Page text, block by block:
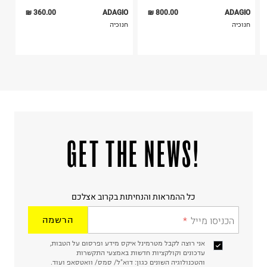
360.00 ₪
ADAGIO
חנוכיה
800.00 ₪
ADAGIO
חנוכיה
!GET THE NEWS
כל ההמראות והנחיתות בקרוב אצלכם
הכניסו מייל הרשמה
אני רוצה לקבל מטרמינל איקס מידע ופרסום על הטבות,
עדכונים וקולקציות חדשות באמצעי התקשרות
והטכנולוגיה השונים כגון: דוא"ל/ סמס/ וואטסאפ ועוד.